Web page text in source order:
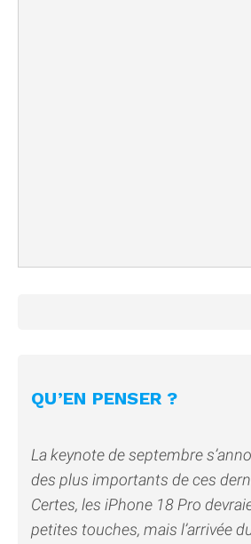
QU’EN PENSER ?
La keynote de septembre
des plus importants de ces
Certes, les iPhone 18 Pro
petites touches, mais l’arrivée